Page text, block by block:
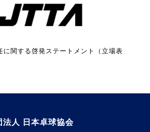
に関する啓発ステートメント（立場表
法人 日本卓球協会